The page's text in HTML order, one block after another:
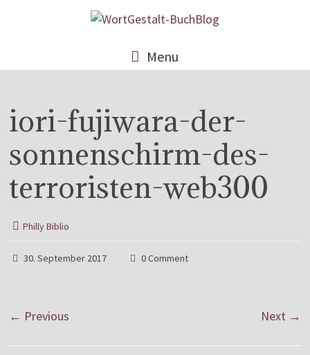
Menu
iori-fujiwara-der-
sonnenschirm-des-
terroristen-web300
Philly Biblio
30. September 2017 0 Comment
← Previous Next →